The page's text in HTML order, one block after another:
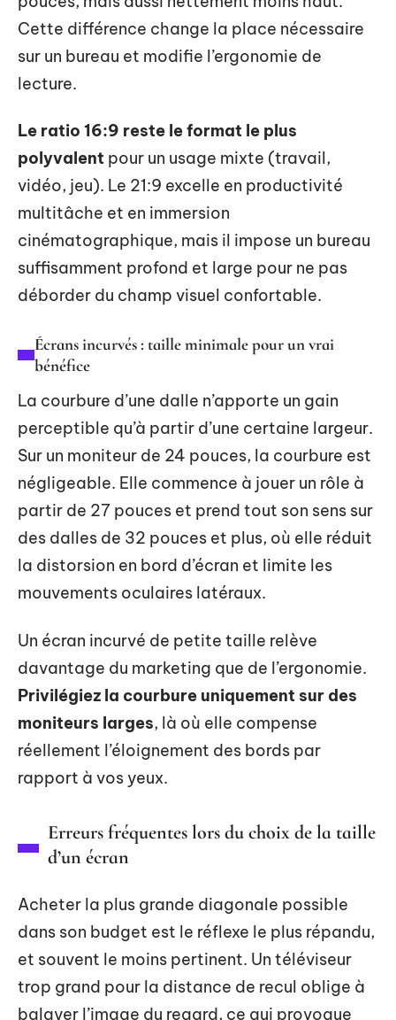
Cette différence change la place nécessaire
sur un bureau et modifie l’ergonomie de
lecture.
Le ratio 16:9 reste le format le plus
polyvalent pour un usage mixte (travail,
vidéo, jeu). Le 21:9 excelle en productivité
multitâche et en immersion
cinématographique, mais il impose un bureau
suffisamment profond et large pour ne pas
déborder du champ visuel confortable.
Écrans incurvés : taille minimale pour un vrai
bénéfice
La courbure d’une dalle n’apporte un gain
perceptible qu’à partir d’une certaine largeur.
Sur un moniteur de 24 pouces, la courbure est
négligeable. Elle commence à jouer un rôle à
partir de 27 pouces et prend tout son sens sur
des dalles de 32 pouces et plus, où elle réduit
la distorsion en bord d’écran et limite les
mouvements oculaires latéraux.
Un écran incurvé de petite taille relève
davantage du marketing que de l’ergonomie.
Privilégiez la courbure uniquement sur des
moniteurs larges, là où elle compense
réellement l’éloignement des bords par
rapport à vos yeux.
Erreurs fréquentes lors du choix de la taille
d’un écran
Acheter la plus grande diagonale possible
dans son budget est le réflexe le plus répandu,
et souvent le moins pertinent. Un téléviseur
trop grand pour la distance de recul oblige à
balayer l’image du regard, ce qui provoque